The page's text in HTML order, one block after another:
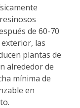
de 60-70
las
plantas de
alrededor de
mínima de
en